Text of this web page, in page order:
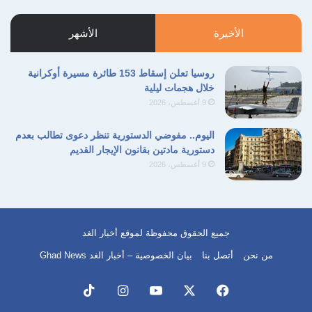
الجماهير المصرية به في قيادة هؤلاء الفراعنة
الصغار نحو الصعود للمونديال مجددًا كمدرب، ليعيد
كتابة التاريخ الذي صنعه بأقدامه الذهبية كلاعب
إسكندراني يفتخر به كل عشاق ومتابعي الكرة
المصرية.
الأخيرة الأشهر
روسيا تعلن إسقاط 153 طائرة مسيرة أوكرانية
خلال هجمات ليلية
9 أغسطس، 2026
اليوم.. مفوضي الدستورية تنظر دعوى تطالب بعدم
دستورية مادتين بقانون الإيجار القديم
9 أغسطس، 2026
جميع الحقوق محفوظة لموقع أخبار الغد
من نحن أتصل بنا بيان الخصوصية – أخبار الغد Ghad News
فيسبوك ‫YouTubeانستقرام